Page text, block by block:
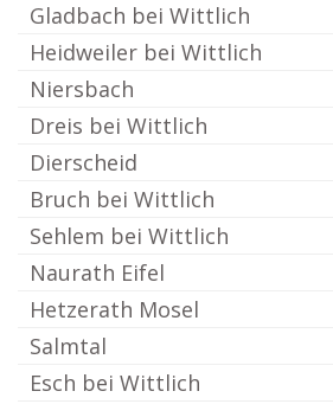
Gladbach bei Wittlich
Heidweiler bei Wittlich
Niersbach
Dreis bei Wittlich
Dierscheid
Bruch bei Wittlich
Sehlem bei Wittlich
Naurath Eifel
Hetzerath Mosel
Salmtal
Esch bei Wittlich